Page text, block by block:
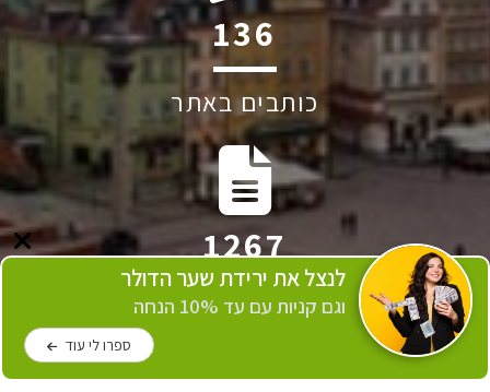
251
כותבים באתר
2339
כתבות באתר
לנצל את ירידת שער הדולר
וגם קניות עם עד 10% הנחה
ספרו לי עוד